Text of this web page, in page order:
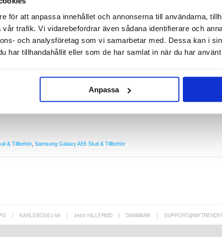
för att anpassa innehållet och annonserna till användarna,
trafik. Vi vidarebefordrar även sådana identifierare och
och analysföretag som vi samarbetar med. Dessa kan i
har tillhandahållit eller som de har samlat in när du har använt
Anpassa
Galaxy A55
skyddet mot stötar med PanzerGlass HardCase antibakteriella skal. Detta skal har en
ram av 60% återvunnen plast, vilket skyddar din enhet mot repor, stötar och fallskador.
som eliminerar 99,99% av de vanligaste ytbakterierna. Den genomskinliga baksidan
på din Samsung Galaxy A55
av bakterier på ytan
av 60% återvunnen TPU
innebär att din Samsung Galaxy A55 kan behålla sitt originalutseende
A55 som är till för att hålla länge
& Tillbehör, Samsung Galaxy A55 Skal & Tillbehör
| KARLEBOVEJ 59 | 3400 HILLERØD | DANMARK |